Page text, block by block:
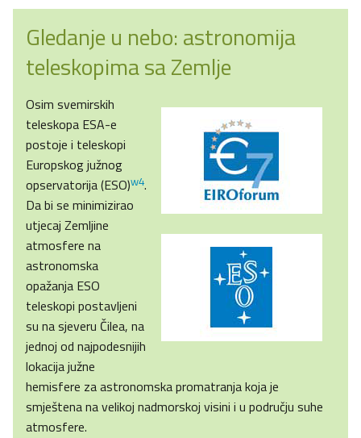
Gledanje u nebo: astronomija
teleskopima sa Zemlje
Osim svemirskih
teleskopa ESA-e
postoje i teleskopi
Europskog južnog
opservatorija (ESO)w4.
Da bi se minimizirao
utjecaj Zemljine
atmosfere na
astronomska
opažanja ESO
teleskopi postavljeni
su na sjeveru Čilea, na
jednoj od najpodesnijih
lokacija južne
hemisfere za astronomska promatranja koja je
smještena na velikoj nadmorskoj visini i u području suhe
atmosfere.